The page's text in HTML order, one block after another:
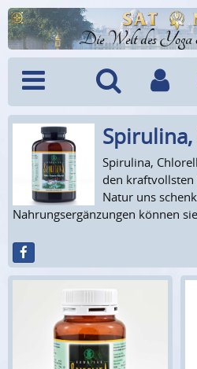
Die Welt des
Menü Suche
Spirulina,
den kraftvollsten
Natur uns
Nahrungsergänzungen können